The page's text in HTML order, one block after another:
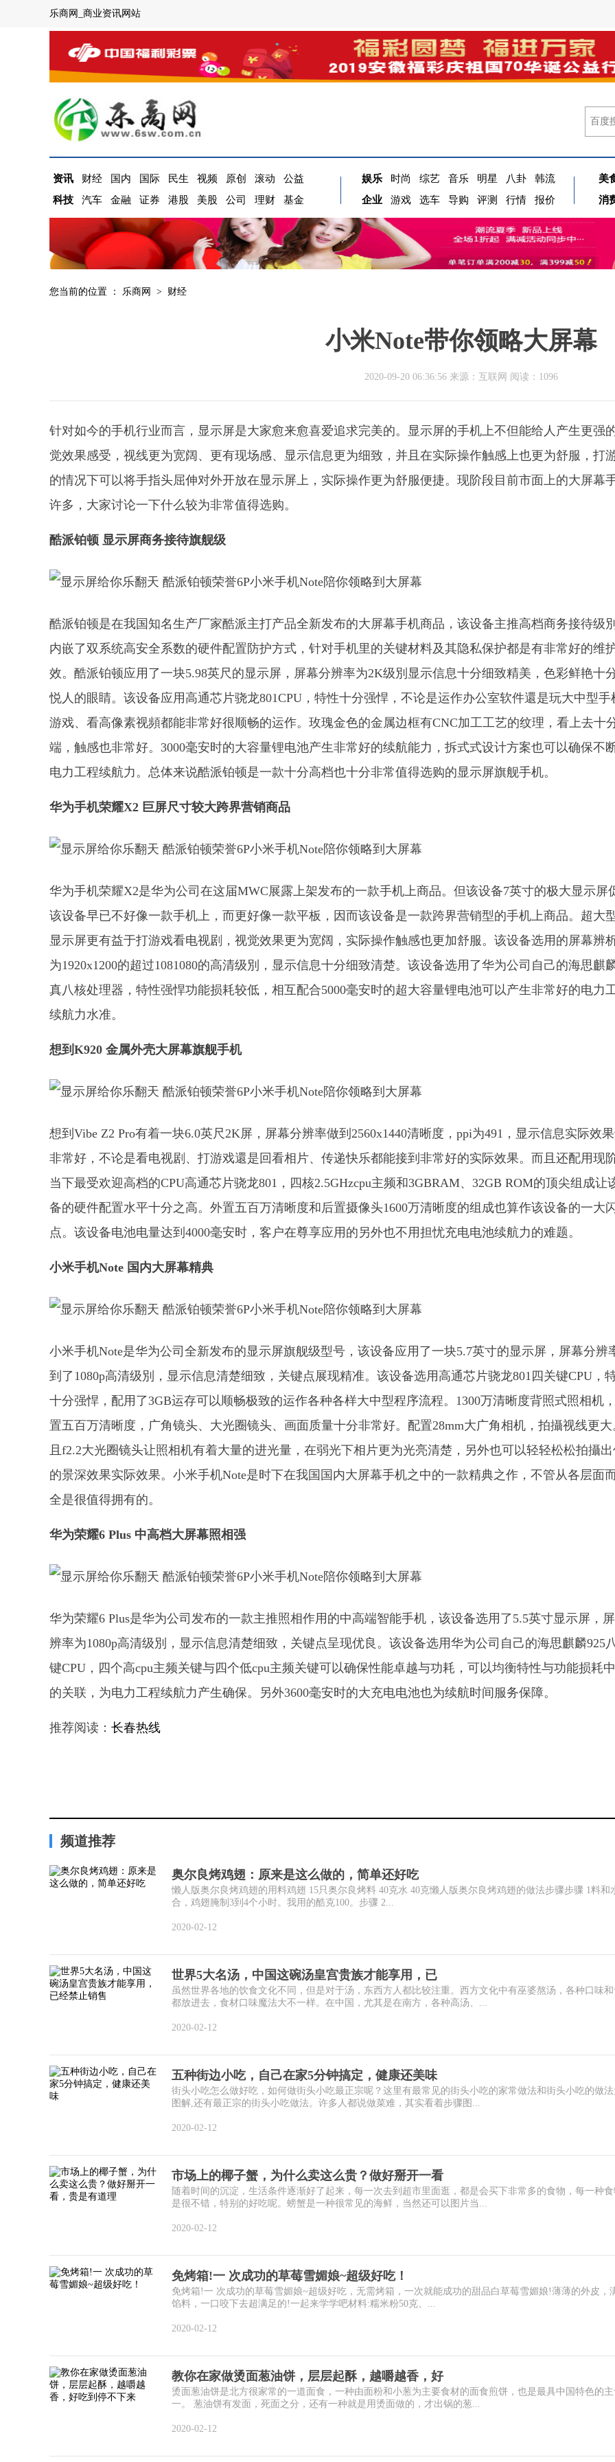
乐商网_商业资讯网站
资讯 财经 国内 国际 民生 视频 原创 滚动
公益
科技
汽车 金融 证券 港股 美股 公司 理财 基金
娱乐 时尚 综艺 音乐 明星 八卦
韩流
企业
游戏 选车 导购 评测 行情 报价
美
消
您当前的位置 ： 乐商网 > 财经
小米Note带你领略大屏幕
2020-09-20 06:36:56 来源：互联网 阅读：1096
针对如今的手机行业而言，显示屏是大家愈来愈喜爱追求完美的。显示屏的手机上不但能给人产生更强
觉效果感受，视线更为宽阔、更有现场感、显示信息更为细致，并且在实际操作触感上也更为舒服，打
的情况下可以将手指头屈伸对外开放在显示屏上，实际操作更为舒服便捷。现阶段目前市面上的大屏幕
许多，大家讨论一下什么较为非常值得选购。
酷派铂顿 显示屏商务接待旗舰级
酷派铂顿是在我国知名生产厂家酷派主打产品全新发布的大屏幕手机商品，该设备主推高档商务接待级別
内嵌了双系统高安全系数的硬件配置防护方式，针对手机里的关键材料及其隐私保护都是有非常好的维
效。酷派铂顿应用了一块5.98英尺的显示屏，屏幕分辨率为2K级別显示信息十分细致精美，色彩鲜艳十
悦人的眼睛。该设备应用高通芯片骁龙801CPU，特性十分强悍，不论是运作办公室软件還是玩大中型手
游戏、看高像素视頻都能非常好很顺畅的运作。玫瑰金色的金属边框有CNC加工工艺的纹理，看上去十
端，触感也非常好。3000毫安时的大容量锂电池产生非常好的续航能力，拆式式设计方案也可以确保不
电力工程续航力。总体来说酷派铂顿是一款十分高档也十分非常值得选购的显示屏旗舰手机。
华为手机荣耀X2 巨屏尺寸较大跨界营销商品
华为手机荣耀X2是华为公司在这届MWC展露上架发布的一款手机上商品。但该设备7英寸的极大显示屏
该设备早已不好像一款手机上，而更好像一款平板，因而该设备是一款跨界营销型的手机上商品。超大
显示屏更有益于打游戏看电视剧，视觉效果更为宽阔，实际操作触感也更加舒服。该设备选用的屏幕辨
为1920x1200的超过1081080的高清级別，显示信息十分细致清楚。该设备选用了华为公司自己的海思麒
真八核处理器，特性强悍功能损耗较低，相互配合5000毫安时的超大容量锂电池可以产生非常好的电力
续航力水准。
想到K920 金属外壳大屏幕旗舰手机
想到Vibe Z2 Pro有着一块6.0英尺2K屏，屏幕分辨率做到2560x1440清晰度，ppi为491，显示信息实际效
非常好，不论是看电视剧、打游戏還是回看相片、传递快乐都能接到非常好的实际效果。而且还配用现
当下最受欢迎高档的CPU高通芯片骁龙801，四核2.5GHzcpu主频和3GBRAM、32GB ROM的顶尖组成让
备的硬件配置水平十分之高。外置五百万清晰度和后置摄像头1600万清晰度的组成也算作该设备的一大
点。该设备电池电量达到4000毫安时，客户在尊享应用的另外也不用担忧充电电池续航力的难题。
小米手机Note 国内大屏幕精典
小米手机Note是华为公司全新发布的显示屏旗舰级型号，该设备应用了一块5.7英寸的显示屏，屏幕分辨
到了1080p高清级別，显示信息清楚细致，关键点展现精准。该设备选用高通芯片骁龙801四关键CPU，
十分强悍，配用了3GB运存可以顺畅极致的运作各种各样大中型程序流程。1300万清晰度背照式照相机
置五百万清晰度，广角镜头、大光圈镜头、画面质量十分非常好。配置28mm大广角相机，拍攝视线更大
且f2.2大光圈镜头让照相机有着大量的进光量，在弱光下相片更为光亮清楚，另外也可以轻轻松松拍攝
的景深效果实际效果。小米手机Note是时下在我国国内大屏幕手机之中的一款精典之作，不管从各层面
全是很值得拥有的。
华为荣耀6 Plus 中高档大屏幕照相强
华为荣耀6 Plus是华为公司发布的一款主推照相作用的中高端智能手机，该设备选用了5.5英寸显示屏，
辨率为1080p高清级別，显示信息清楚细致，关键点呈现优良。该设备选用华为公司自己的海思麒麟925
键CPU，四个高cpu主频关键与四个低cpu主频关键可以确保性能卓越与功耗，可以均衡特性与功能损耗
的关联，为电力工程续航力产生确保。另外3600毫安时的大充电电池也为续航时间服务保障。
推荐阅读： 长春热线
频道推荐
奥尔良烤鸡翅：原来是这么做的，简单还好吃
懒人版奥尔良烤鸡翅的用料鸡翅 15只奥尔良烤料 40克水 40克懒人版奥尔良烤鸡翅的做法步骤步骤 1料和
合，鸡翅腌制3到4个小时。我用的酷克100。步骤 2...
2020-02-12
世界5大名汤，中国这碗汤皇宫贵族才能享用，已
虽然世界各地的饮食文化不同，但是对于汤，东西方人都比较注重。西方文化中有巫婆熬汤，各种口味
都放进去，食材口味魔法大不一样。在中国，尤其是在南方，各种高汤、...
2020-02-12
五种街边小吃，自己在家5分钟搞定，健康还美味
街头小吃怎么做好吃，如何做街头小吃最正宗呢？这里有最常见的街头小吃的家常做法和街头小吃的做法
图解,还有最正宗的街头小吃做法。许多人都说做菜难，其实看着步骤图...
2020-02-12
市场上的椰子蟹，为什么卖这么贵？做好掰开一看
随着时间的沉淀，生活条件逐渐好了起来，每一次去到超市里面逛，都是会买下非常多的食物，每一种
是很不错，特别的好吃呢。螃蟹是一种很常见的海鲜，当然还可以图片当...
2020-02-12
免烤箱!一 次成功的草莓雪媚娘~超级好吃！
免烤箱!一 次成功的草莓雪媚娘~超级好吃，无需烤箱，一次就能成功的甜品白草莓雪媚娘!薄薄的外皮，
馅料，一口咬下去超满足的!一起来学学吧材料:糯米粉50克、...
2020-02-12
教你在家做烫面葱油饼，层层起酥，越嚼越香，好
烫面葱油饼是北方很家常的一道面食，一种由面粉和小葱为主要食材的面食煎饼，也是最具中国特色的主
一。 葱油饼有发面，死面之分，还有一种就是用烫面做的，才出锅的葱...
2020-02-12